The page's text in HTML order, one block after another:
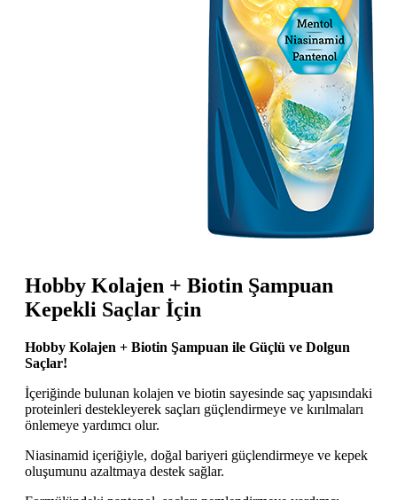
Hobby Kolajen + Biotin Şampuan
Kepekli Saçlar İçin
Hobby Kolajen + Biotin Şampuan ile Güçlü ve Dolgun
Saçlar!
İçeriğinde bulunan kolajen ve biotin sayesinde saç yapısındaki
proteinleri destekleyerek saçları güçlendirmeye ve kırılmaları
önlemeye yardımcı olur.
Niasinamid içeriğiyle, doğal bariyeri güçlendirmeye ve kepek
oluşumunu azaltmaya destek sağlar.